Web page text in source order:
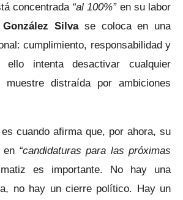
concentrada “al 100%” en su labor
González Silva se coloca en una
cumplimiento, responsabilidad y
ello intenta desactivar cualquier
distraída por ambiciones
cuando afirma que, por ahora, su
en “candidaturas para las próximas
es importante. No hay una
no hay un cierre político. Hay un